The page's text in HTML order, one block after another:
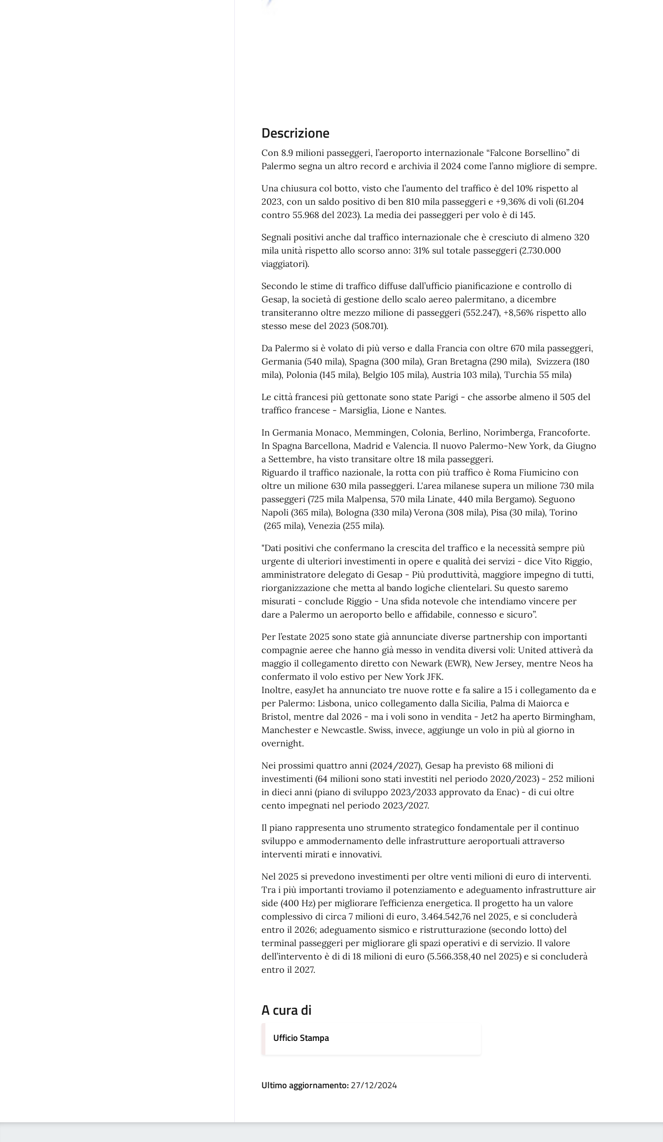
Descrizione
Con 8.9 milioni passeggeri, l’aeroporto internazionale “Falcone Borsellino” di
Palermo segna un altro record e archivia il 2024 come l’anno migliore di sempre.
Una chiusura col botto, visto che l’aumento del traffico è del 10% rispetto al
2023, con un saldo positivo di ben 810 mila passeggeri e +9,36% di voli (61.204
contro 55.968 del 2023). La media dei passeggeri per volo è di 145.
Segnali positivi anche dal traffico internazionale che è cresciuto di almeno 320
mila unità rispetto allo scorso anno: 31% sul totale passeggeri (2.730.000
viaggiatori).
Secondo le stime di traffico diffuse dall’ufficio pianificazione e controllo di
Gesap, la società di gestione dello scalo aereo palermitano, a dicembre
transiteranno oltre mezzo milione di passeggeri (552.247), +8,56% rispetto allo
stesso mese del 2023 (508.701).
Da Palermo si è volato di più verso e dalla Francia con oltre 670 mila passeggeri,
Germania (540 mila), Spagna (300 mila), Gran Bretagna (290 mila), Svizzera (180
mila), Polonia (145 mila), Belgio 105 mila), Austria 103 mila), Turchia 55 mila)
Le città francesi più gettonate sono state Parigi - che assorbe almeno il 505 del
traffico francese - Marsiglia, Lione e Nantes.
In Germania Monaco, Memmingen, Colonia, Berlino, Norimberga, Francoforte.
In Spagna Barcellona, Madrid e Valencia. Il nuovo Palermo-New York, da Giugno
a Settembre, ha visto transitare oltre 18 mila passeggeri.
Riguardo il traffico nazionale, la rotta con più traffico è Roma Fiumicino con
oltre un milione 630 mila passeggeri. L'area milanese supera un milione 730 mila
passeggeri (725 mila Malpensa, 570 mila Linate, 440 mila Bergamo). Seguono
Napoli (365 mila), Bologna (330 mila) Verona (308 mila), Pisa (30 mila), Torino
(265 mila), Venezia (255 mila).
"Dati positivi che confermano la crescita del traffico e la necessità sempre più
urgente di ulteriori investimenti in opere e qualità dei servizi - dice Vito Riggio,
amministratore delegato di Gesap - Più produttività, maggiore impegno di tutti,
riorganizzazione che metta al bando logiche clientelari. Su questo saremo
misurati - conclude Riggio - Una sfida notevole che intendiamo vincere per
dare a Palermo un aeroporto bello e affidabile, connesso e sicuro”.
Per l’estate 2025 sono state già annunciate diverse partnership con importanti
compagnie aeree che hanno già messo in vendita diversi voli: United attiverà da
maggio il collegamento diretto con Newark (EWR), New Jersey, mentre Neos ha
confermato il volo estivo per New York JFK.
Inoltre, easyJet ha annunciato tre nuove rotte e fa salire a 15 i collegamento da e
per Palermo: Lisbona, unico collegamento dalla Sicilia, Palma di Maiorca e
Bristol, mentre dal 2026 - ma i voli sono in vendita - Jet2 ha aperto Birmingham,
Manchester e Newcastle. Swiss, invece, aggiunge un volo in più al giorno in
overnight.
Nei prossimi quattro anni (2024/2027), Gesap ha previsto 68 milioni di
investimenti (64 milioni sono stati investiti nel periodo 2020/2023) - 252 milioni
in dieci anni (piano di sviluppo 2023/2033 approvato da Enac) - di cui oltre
cento impegnati nel periodo 2023/2027.
Il piano rappresenta uno strumento strategico fondamentale per il continuo
sviluppo e ammodernamento delle infrastrutture aeroportuali attraverso
interventi mirati e innovativi.
Nel 2025 si prevedono investimenti per oltre venti milioni di euro di interventi.
Tra i più importanti troviamo il potenziamento e adeguamento infrastrutture air
side (400 Hz) per migliorare l’efficienza energetica. Il progetto ha un valore
complessivo di circa 7 milioni di euro, 3.464.542,76 nel 2025, e si concluderà
entro il 2026; adeguamento sismico e ristrutturazione (secondo lotto) del
terminal passeggeri per migliorare gli spazi operativi e di servizio. Il valore
dell’intervento è di di 18 milioni di euro (5.566.358,40 nel 2025) e si concluderà
entro il 2027.
A cura di
Ufficio Stampa
Ultimo aggiornamento:27/12/2024